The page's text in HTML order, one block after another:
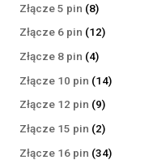
Złącze 5 pin 88
produktów
Złącze 6 pin 1212
Złącze 8 pin 44
produkty
Złącze 10 pin 1414
Złącze 12 pin 99
produktów
Złącze 15 pin 22
produkty
Złącze 16 pin 3434